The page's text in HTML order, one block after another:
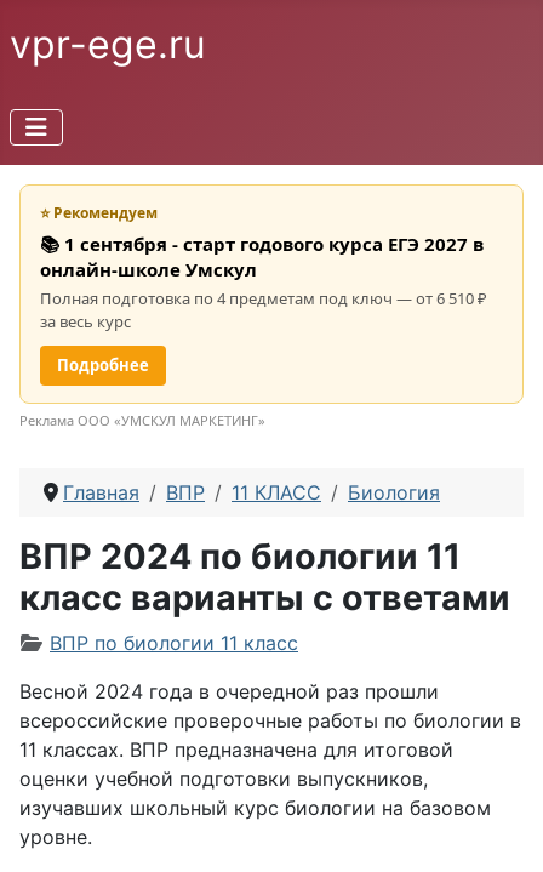
vpr-ege.ru
⭐ Рекомендуем
📚 1 сентября - старт годового курса ЕГЭ 2027 в
онлайн-школе Умскул
Полная подготовка по 4 предметам под ключ — от 6 510 ₽
за весь курс
Подробнее
Реклама ООО «УМСКУЛ МАРКЕТИНГ»
Главная ВПР 11 КЛАСС Биология
ВПР 2024 по биологии 11
класс варианты с ответами
Информация о материале
ВПР по биологии 11 класс
Весной 2024 года в очередной раз прошли
всероссийские проверочные работы по биологии в
11 классах. ВПР предназначена для итоговой
оценки учебной подготовки выпускников,
изучавших школьный курс биологии на базовом
уровне.